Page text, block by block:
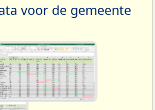
voor de gemeente